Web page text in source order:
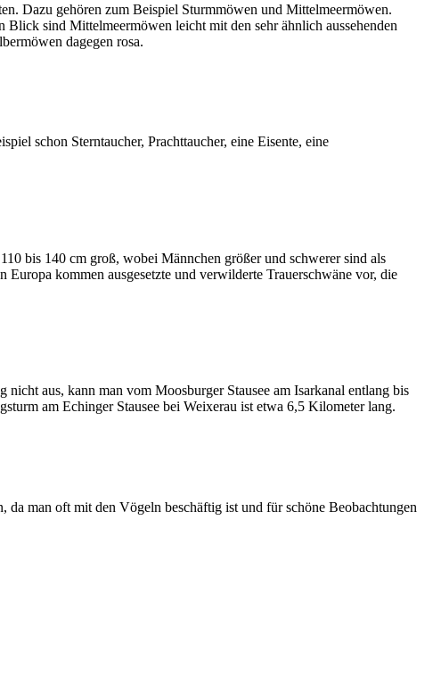
Dazu gehören zum Beispiel Sturmmöwen und Mittelmeermöwen.
sind Mittelmeermöwen leicht mit den sehr ähnlich aussehenden
dagegen rosa.
schon Sterntaucher, Prachttaucher, eine Eisente, eine
bis 140 cm groß, wobei Männchen größer und schwerer sind als
kommen ausgesetzte und verwilderte Trauerschwäne vor, die
aus, kann man vom Moosburger Stausee am Isarkanal entlang bis
am Echinger Stausee bei Weixerau ist etwa 6,5 Kilometer lang.
man oft mit den Vögeln beschäftig ist und für schöne Beobachtungen